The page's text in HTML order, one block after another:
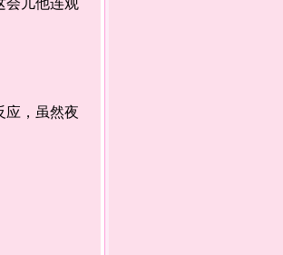
应，虽然夜